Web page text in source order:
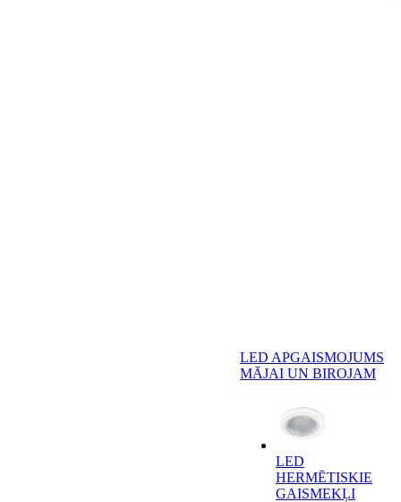
LED APGAISMOJUMS
MĀJAI UN BIROJAM
LED
HERMĒTISKIE
GAISMEKĻI